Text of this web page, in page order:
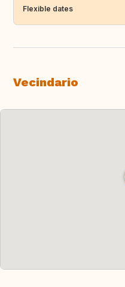
Flexible dates
Vecindario